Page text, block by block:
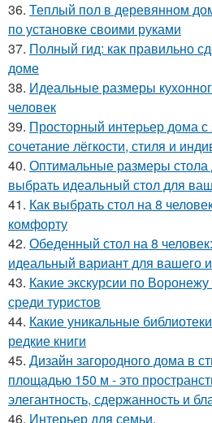
36. Теплый пол в деревянном
по установке своими руками
37. Полный гид: как правильно
доме
38. Идеальные размеры
человек
39. Просторный интерьер дома
сочетание лёгкости, стиля и
40. Оптимальные размеры стола
выбрать идеальный стол для
41. Как выбрать стол на 8
комфорту
42. Обеденный стол на 8
идеальный вариант для вашего
43. Какие экскурсии по
среди туристов
44. Какие уникальные
редкие книги
45. Дизайн загородного дома в
площадью 150 м - это
элегантность, сдержанность и
46. Интерьер для семьи.